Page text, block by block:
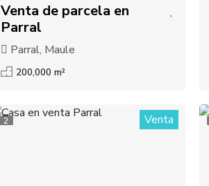
Venta de parcela en
Parral
Parral, Maule
200,000 m²
2 Venta